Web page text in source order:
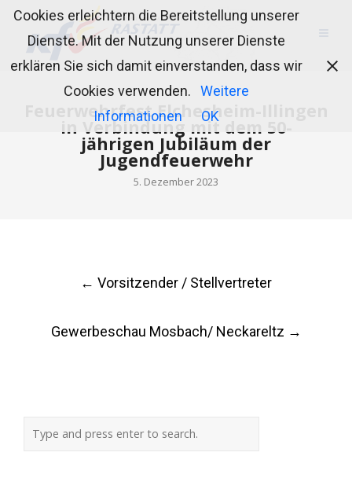
Feuerwehrfest Elchesheim-Illingen
in Verbindung mit dem 50-
jährigen Jubiläum der
Jugendfeuerwehr
5. Dezember 2023
← Vorsitzender / Stellvertreter
Gewerbeschau Mosbach/ Neckareltz →
Cookies erleichtern die Bereitstellung unserer
Dienste. Mit der Nutzung unserer Dienste
erklären Sie sich damit einverstanden, dass wir
Cookies verwenden.
Weitere
Informationen
OK